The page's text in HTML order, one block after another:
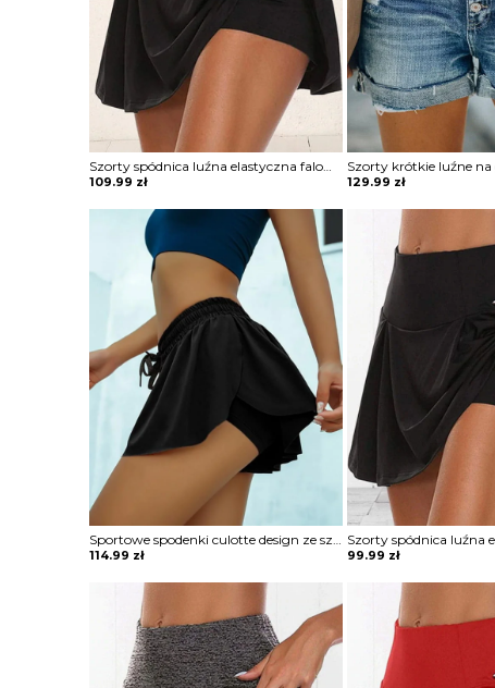
Szorty spódnica luźna elastyczna falowana obcisła w talii krótkie obcisłe Azaleea
109.99 zł 129.99 zł
Sportowe spodenki culotte design ze sznurkiem szorty Meaghan
114.99 zł 99.99 zł